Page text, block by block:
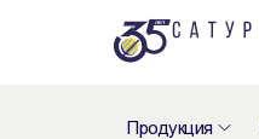
Продукция